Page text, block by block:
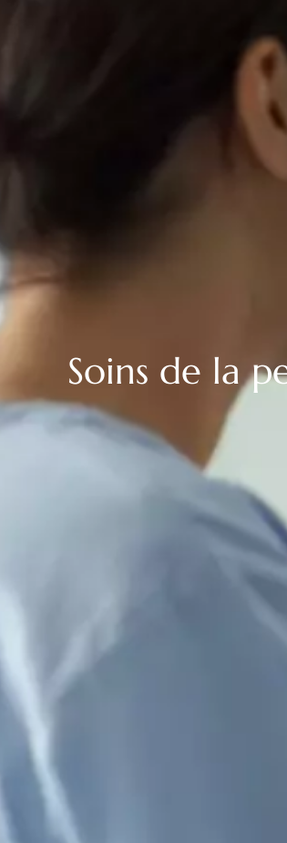
Soins de la